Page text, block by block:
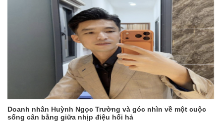
Doanh nhân Huỳnh Ngọc Trường và góc nhìn về một cuộc
sống cân bằng giữa nhịp điệu hối hả